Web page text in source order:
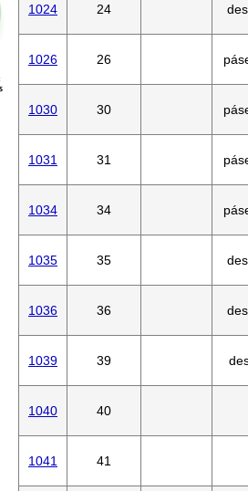
1024 24
1026 26
1030 30
1031 31
1034 34
1035 35
1036 36
1039 39
1040 40
1041 41